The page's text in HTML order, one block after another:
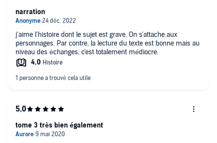
j'aime l'histoire dont le sujet est grave. On s'attache aux
personnages. Par contre, la lecture du texte est bonne mais au
niveau des échanges, c'est totalement médiocre.
narration
tome 3 très bien également